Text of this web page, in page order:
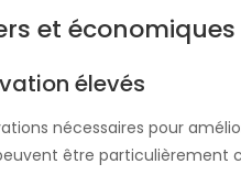
et économiques
élevés
nécessaires pour
être particulièrement